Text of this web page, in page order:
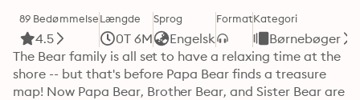
89 Bedømmelse
4.5
Længde
0T 6M
Sprog
Engelsk
FormatKategori
Børnebøger
The Bear family is all set to have a relaxing time at the
shore -- but that's before Papa Bear finds a treasure
map! Now Papa Bear, Brother Bear, and Sister Bear are